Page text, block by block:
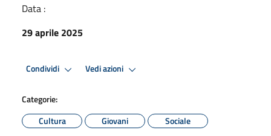
Data :
29 aprile 2025
Condividi Vedi azioni
Categorie:
Cultura
Giovani Sociale